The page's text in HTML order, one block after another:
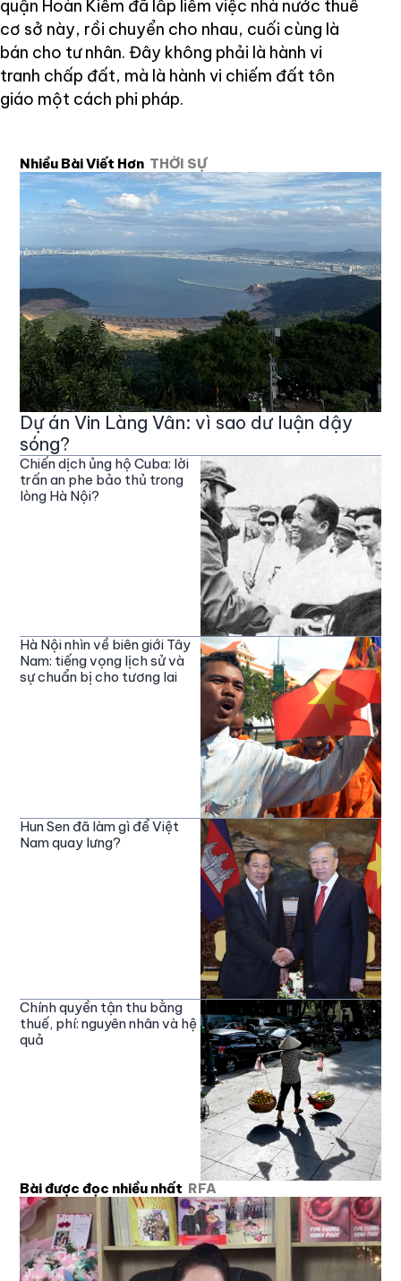
quận Hoàn Kiếm đã lấp liếm việc nhà nước thuê
cơ sở này, rồi chuyển cho nhau, cuối cùng là
bán cho tư nhân. Đây không phải là hành vi
tranh chấp đất, mà là hành vi chiếm đất tôn
giáo một cách phi pháp.
Nhiều Bài Viết Hơn THỜI SỰ
Dự án Vin Làng Vân: vì sao dư luận dậy
sóng?
Chiến dịch ủng hộ Cuba: lời
trấn an phe bảo thủ trong
lòng Hà Nội?
Hà Nội nhìn về biên giới Tây
Nam: tiếng vọng lịch sử và
sự chuẩn bị cho tương lai
Hun Sen đã làm gì để Việt
Nam quay lưng?
Chính quyền tận thu bằng
thuế, phí: nguyên nhân và hệ
quả
Bài được đọc nhiều nhất RFA